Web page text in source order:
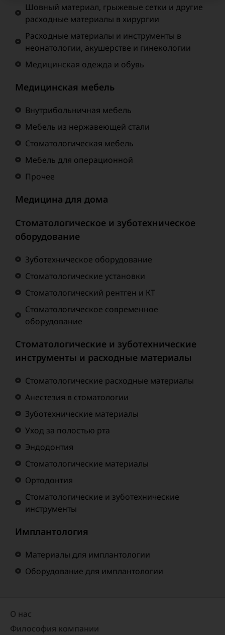
Шовный материал, грыжевые сетки и другие
расходные материалы в хирургии
Расходные материалы и инструменты в
неонатологии, акушерстве и гинекологии
Медицинская одежда и обувь
Медицинская мебель
Внутрибольничная мебель
Мебель из нержавеющей стали
Стоматологическая мебель
Мебель для операционной
Прочее
Медицина для дома
Стоматологическое и зуботехническое
оборудование
Зуботехническое оборудование
Стоматологические установки
Стоматологический рентген и КТ
Стоматологическое современное
оборудование
Стоматологические и зуботехнические
инструменты и расходные материалы
Стоматологические расходные материалы
Анестезия в стоматологии
Зуботехнические материалы
Уход за полостью рта
Эндодонтия
Стоматологические материалы
Ортодонтия
Стоматологические и зуботехнические
инструменты
Имплантология
Материалы для имплантологии
Оборудование для имплантологии
О нас
Философия компании